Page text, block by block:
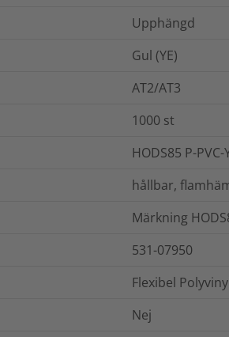
Upphängd
Gul (YE)
AT2/AT3
1000 st
HODS85 P-PVC-
hållbar,
Märkning
531-07950
Flexibel
Nej